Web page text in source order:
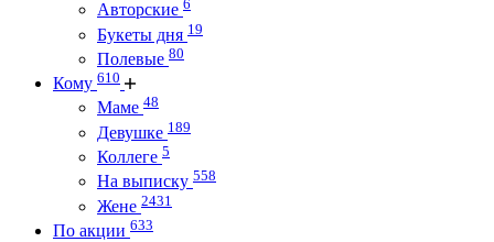
Авторские 6
Букеты дня 19
Полевые 80
Кому 610
Маме 48
Девушке 189
Коллеге 5
На выписку 558
Жене 2431
По акции 633